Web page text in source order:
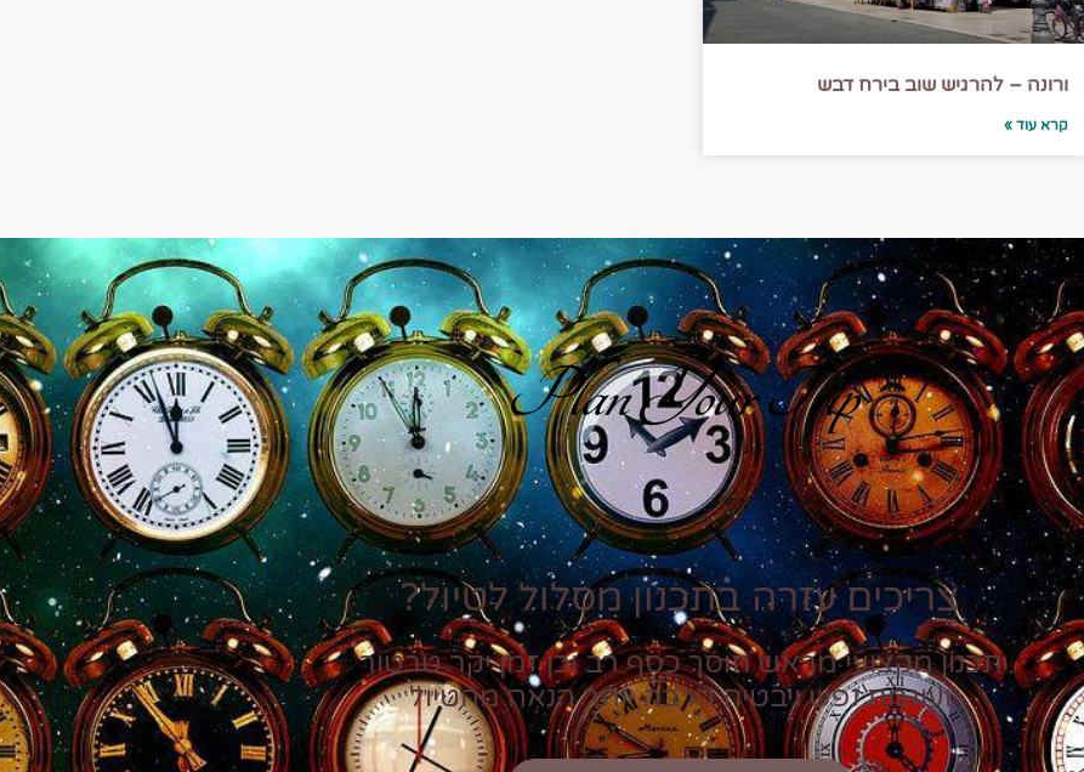
ורונה – להרגיש שוב בירח דבש
קרא עוד »
Plan Your Trip
צריכים עזרה בתכנון מסלול לטיול?
תכנון מקצועי מראש חוסך כסף רב וכן זמן יקר טרטור
ועוגמת נפש ויבטיח הרבה יותר הנאה מהטיול